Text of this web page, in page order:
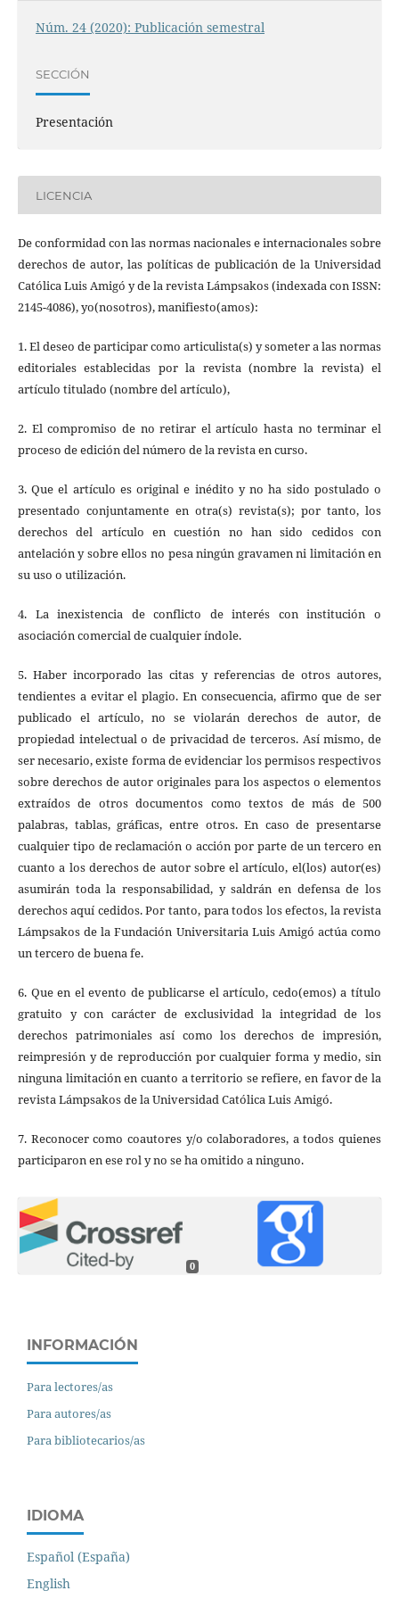
Núm. 24 (2020): Publicación semestral
SECCIÓN
Presentación
LICENCIA
De conformidad con las normas nacionales e internacionales sobre
derechos de autor, las políticas de publicación de la Universidad
Católica Luis Amigó y de la revista Lámpsakos (indexada con ISSN:
2145-4086), yo(nosotros), manifiesto(amos):
1. El deseo de participar como articulista(s) y someter a las normas
editoriales establecidas por la revista (nombre la revista) el
artículo titulado (nombre del artículo),
2. El compromiso de no retirar el artículo hasta no terminar el
proceso de edición del número de la revista en curso.
3. Que el artículo es original e inédito y no ha sido postulado o
presentado conjuntamente en otra(s) revista(s); por tanto, los
derechos del artículo en cuestión no han sido cedidos con
antelación y sobre ellos no pesa ningún gravamen ni limitación en
su uso o utilización.
4. La inexistencia de conflicto de interés con institución o
asociación comercial de cualquier índole.
5. Haber incorporado las citas y referencias de otros autores,
tendientes a evitar el plagio. En consecuencia, afirmo que de ser
publicado el artículo, no se violarán derechos de autor, de
propiedad intelectual o de privacidad de terceros. Así mismo, de
ser necesario, existe forma de evidenciar los permisos respectivos
sobre derechos de autor originales para los aspectos o elementos
extraídos de otros documentos como textos de más de 500
palabras, tablas, gráficas, entre otros. En caso de presentarse
cualquier tipo de reclamación o acción por parte de un tercero en
cuanto a los derechos de autor sobre el artículo, el(los) autor(es)
asumirán toda la responsabilidad, y saldrán en defensa de los
derechos aquí cedidos. Por tanto, para todos los efectos, la revista
Lámpsakos de la Fundación Universitaria Luis Amigó actúa como
un tercero de buena fe.
6. Que en el evento de publicarse el artículo, cedo(emos) a título
gratuito y con carácter de exclusividad la integridad de los
derechos patrimoniales así como los derechos de impresión,
reimpresión y de reproducción por cualquier forma y medio, sin
ninguna limitación en cuanto a territorio se refiere, en favor de la
revista Lámpsakos de la Universidad Católica Luis Amigó.
7. Reconocer como coautores y/o colaboradores, a todos quienes
participaron en ese rol y no se ha omitido a ninguno.
0
INFORMACIÓN
Para lectores/as
Para autores/as
Para bibliotecarios/as
IDIOMA
Español (España)
English